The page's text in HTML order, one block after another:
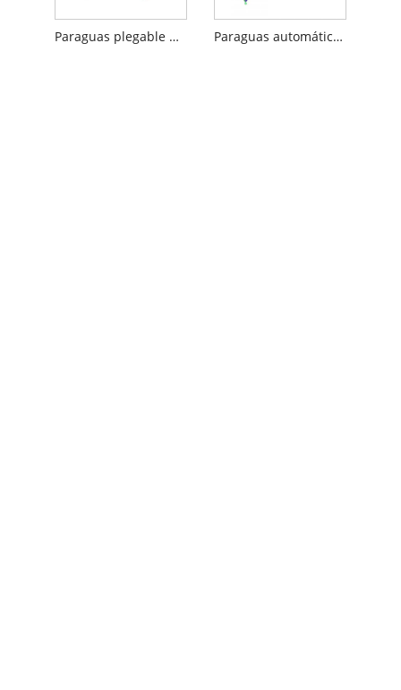
Paraguas plegable para niños con dibujos de Doraemon Paraguas automático para niños color arcoíris